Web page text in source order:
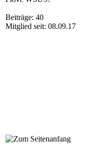
Beiträge: 40
Mitglied seit: 08.09.17